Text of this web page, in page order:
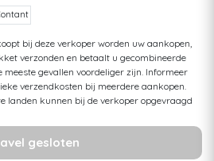
bij deze verkoper worden uw aankopen,
verzonden en betaalt u gecombineerde
meeste gevallen voordeliger zijn. Informeer
verzendkosten bij meerdere aankopen.
landen kunnen bij de verkoper opgevraagd
gesloten